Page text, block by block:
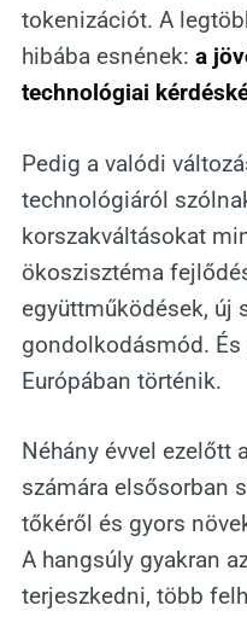
tokenizációt. A
hibába esnének: a
technológiai
Pedig a valódi
technológiáról
korszakváltásokat
ökoszisztéma
együttműködések, új
gondolkodásmód.
Európában történik.
Néhány évvel ezelőtt
számára elsősorban
tőkéről és gyors
A hangsúly gyakran
terjeszkedni, több